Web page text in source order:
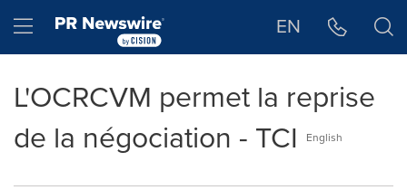
Hamburger menu EN
L'OCRCVM permet la reprise
de la négociation - TCI
English